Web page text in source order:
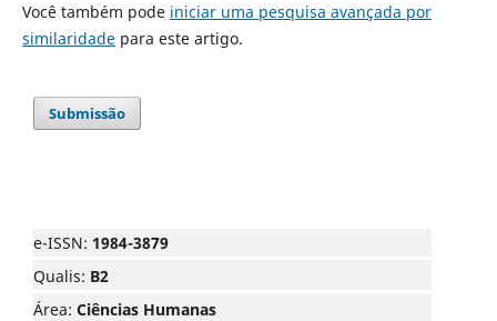
Você também pode iniciar uma pesquisa avançada por
similaridadepara este artigo.
Submissão
e-ISSN: 1984-3879
Qualis: B2
Área: Ciências Humanas